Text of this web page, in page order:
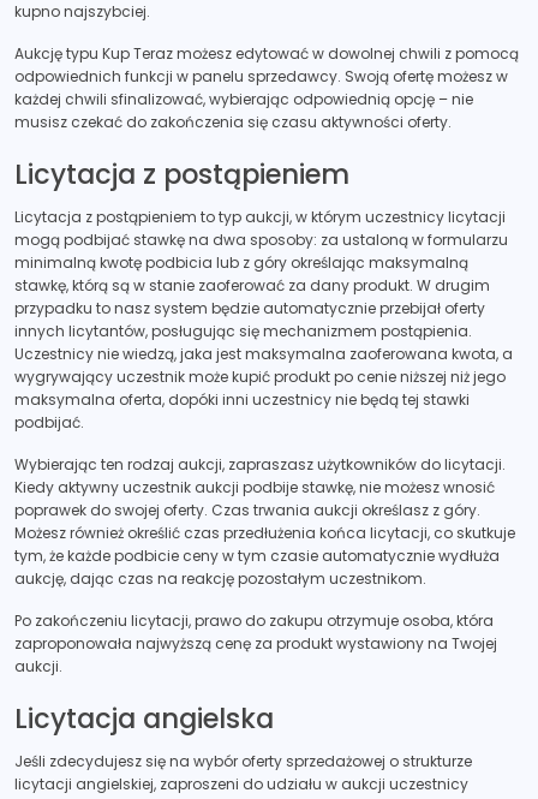
kupno najszybciej.
Aukcję typu Kup Teraz możesz edytować w dowolnej chwili z pomocą
odpowiednich funkcji w panelu sprzedawcy. Swoją ofertę możesz w
każdej chwili sfinalizować, wybierając odpowiednią opcję – nie
musisz czekać do zakończenia się czasu aktywności oferty.
Licytacja z postąpieniem
Licytacja z postąpieniem to typ aukcji, w którym uczestnicy licytacji
mogą podbijać stawkę na dwa sposoby: za ustaloną w formularzu
minimalną kwotę podbicia lub z góry określając maksymalną
stawkę, którą są w stanie zaoferować za dany produkt. W drugim
przypadku to nasz system będzie automatycznie przebijał oferty
innych licytantów, posługując się mechanizmem postąpienia.
Uczestnicy nie wiedzą, jaka jest maksymalna zaoferowana kwota, a
wygrywający uczestnik może kupić produkt po cenie niższej niż jego
maksymalna oferta, dopóki inni uczestnicy nie będą tej stawki
podbijać.
Wybierając ten rodzaj aukcji, zapraszasz użytkowników do licytacji.
Kiedy aktywny uczestnik aukcji podbije stawkę, nie możesz wnosić
poprawek do swojej oferty. Czas trwania aukcji określasz z góry.
Możesz również określić czas przedłużenia końca licytacji, co skutkuje
tym, że każde podbicie ceny w tym czasie automatycznie wydłuża
aukcję, dając czas na reakcję pozostałym uczestnikom.
Po zakończeniu licytacji, prawo do zakupu otrzymuje osoba, która
zaproponowała najwyższą cenę za produkt wystawiony na Twojej
aukcji.
Licytacja angielska
Jeśli zdecydujesz się na wybór oferty sprzedażowej o strukturze
licytacji angielskiej, zaproszeni do udziału w aukcji uczestnicy